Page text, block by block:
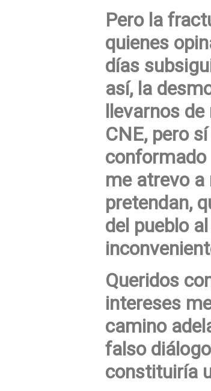
Pero la
quienes
días
así, la
llevarnos
CNE, pero
conformado
me atrevo a
pretendan,
del pueblo
Queridos
intereses
camino
falso
constituiría